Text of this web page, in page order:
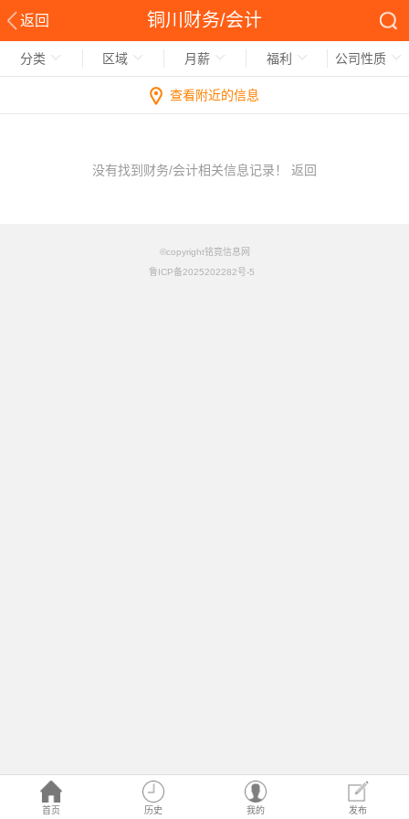
返回 铜川财务/会计
首页 历史 我的 发布
分类 区域 月薪 福利 公司性质
查看附近的信息
没有找到财务/会计相关信息记录！ 返回
©copyright铭竟信息网
鲁ICP备2025202282号-5